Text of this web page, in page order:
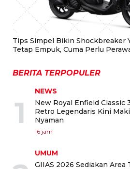
Tips Simpel Bikin Shockbreaker
Tetap Empuk, Cuma Perlu
BERITA TERPOPULER
1
NEWS
New Royal Enfield Classic
Retro Legendaris Kini
Nyaman
16 jam
UMUM
GIIAS 2026 Sediakan Area